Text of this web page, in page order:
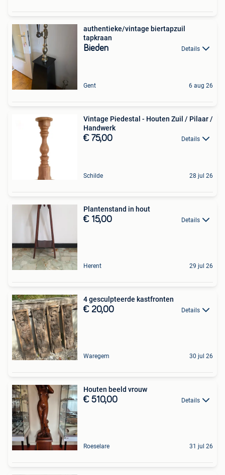
authentieke/vintage biertapzuil
tapkraan
Bieden Details
Gent 6 aug 26
Vintage Piedestal - Houten Zuil / Pilaar /
Handwerk
€ 75,00 Details
Schilde 28 jul 26
Plantenstand in hout
€ 15,00 Details
Herent 29 jul 26
4 gesculpteerde kastfronten
€ 20,00 Details
Waregem 30 jul 26
Houten beeld vrouw
€ 510,00 Details
Roeselare 31 jul 26